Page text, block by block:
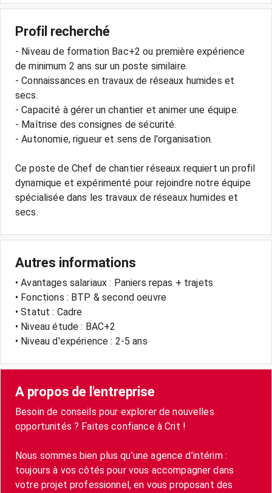
Profil recherché
- Niveau de formation Bac+2 ou première expérience
de minimum 2 ans sur un poste similaire.
- Connaissances en travaux de réseaux humides et
secs.
- Capacité à gérer un chantier et animer une équipe.
- Maîtrise des consignes de sécurité.
- Autonomie, rigueur et sens de l'organisation.
Ce poste de Chef de chantier réseaux requiert un profil
dynamique et expérimenté pour rejoindre notre équipe
spécialisée dans les travaux de réseaux humides et
Autres informations
• Avantages salariaux : Paniers repas + trajets
• Fonctions : BTP & second oeuvre
• Statut : Cadre
• Niveau étude : BAC+2
• Niveau d'expérience : 2-5 ans
A propos de l'entreprise
Besoin de conseils pour explorer de nouvelles
opportunités ? Faites confiance à Crit !
Nous sommes bien plus qu’une agence d’intérim :
toujours à vos côtés pour vous accompagner dans
votre projet professionnel, en vous proposant des